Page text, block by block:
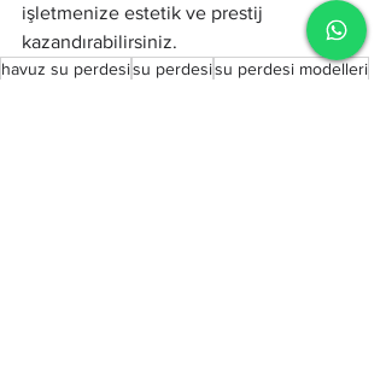
işletmenize estetik ve prestij
kazandırabilirsiniz.
havuz su perdesisu perdesisu perdesi modelleri